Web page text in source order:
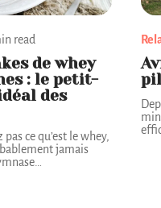
read
de whey
: le petit-
des
pas ce qu’est le whey,
jamais
…